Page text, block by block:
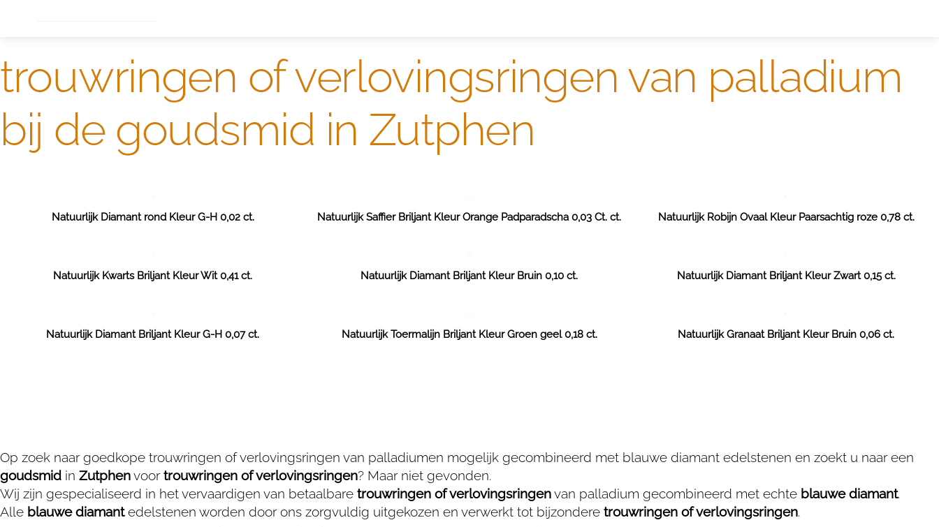
trouwringen of verlovingsringen van palladium
bij de goudsmid in Zutphen
Natuurlijk Diamant rond Kleur G-H 0,02 ct. Natuurlijk Saffier Briljant Kleur Orange Padparadscha 0,03 Ct. ct. Natuurlijk Robijn Ovaal Kleur Paarsachtig roze 0,78 ct.
Natuurlijk Kwarts Briljant Kleur Wit 0,41 ct. Natuurlijk Diamant Briljant Kleur Bruin 0,10 ct. Natuurlijk Diamant Briljant Kleur Zwart 0,15 ct.
Natuurlijk Diamant Briljant Kleur G-H 0,07 ct. Natuurlijk Toermalijn Briljant Kleur Groen geel 0,18 ct. Natuurlijk Granaat Briljant Kleur Bruin 0,06 ct.
Op zoek naar goedkope trouwringen of verlovingsringen van palladiumen mogelijk gecombineerd met blauwe diamant edelstenen en zoekt u naar een
goudsmid in Zutphenvoortrouwringen of verlovingsringen? Maar niet gevonden.
Wij zijn gespecialiseerd in het vervaardigen van betaalbare trouwringen of verlovingsringenvan palladium gecombineerd met echte blauwe diamant.
Alle blauwe diamantedelstenen worden door ons zorgvuldig uitgekozen en verwerkt tot bijzondere trouwringen of verlovingsringen.